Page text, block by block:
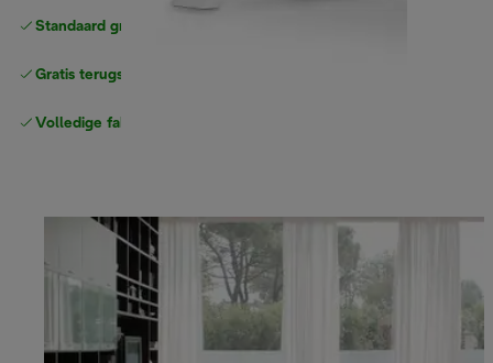
Standaard gratis verzending
Gratis terugsturen
Volledige fabrieksgarantie